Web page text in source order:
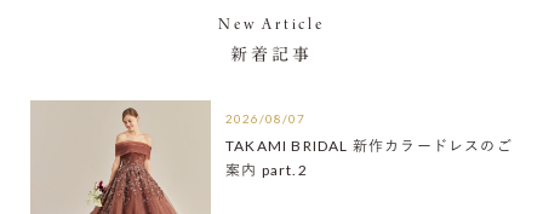
New Article
新着記事
2026/08/07
TAKAMI BRIDAL 新作カラードレスのご
案内 part.2